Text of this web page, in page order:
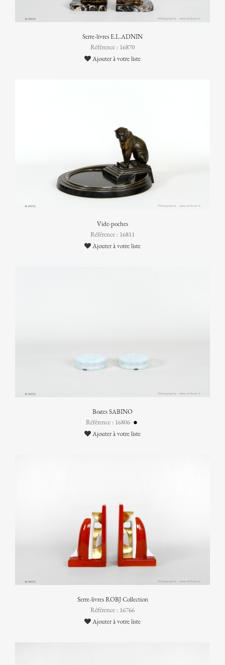
Serre-livres E.L.ADNIN
Référence : 16870
Ajouter à votre liste
Vide-poches
Référence : 16811
Ajouter à votre liste
Boîtes SABINO
Référence : 16806
Ajouter à votre liste
Serre-livres ROBJ Collection
Référence : 16766
Ajouter à votre liste